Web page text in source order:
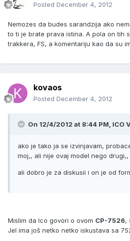
Posted December 4, 2012
Nemozes da budes sarandzija ako
to ti je brate prava istina. A pola on tih
trakkera, FS, a komentariju kao da su
kovaos
Posted December 4, 2012
On 12/4/2012 at 8:44 PM, ICO
ako je tako ja se izvinjavam,
moj,, ali nije ovaj model nego drugi,,
ali dobro je za diskusii i on je od
Mislim da Ico govori o ovom CP-7526,
Jel ima još netko netko iskustava sa